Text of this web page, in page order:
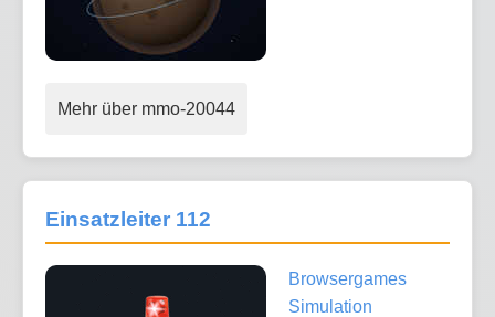
Mehr über mmo-20044
Einsatzleiter 112
Browsergames
Simulation